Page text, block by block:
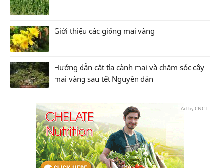
Giới thiệu các giống mai vàng
Hướng dẫn cắt tỉa cành mai và chăm sóc cây
mai vàng sau tết Nguyên đán
Ad by CNCT